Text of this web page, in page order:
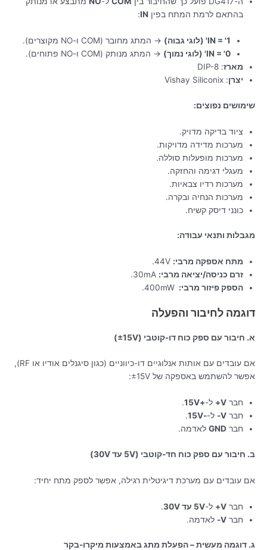
בהתאם לרמת המתח בפין IN
:
IN = '1' (לוגי גבוה)
→ המתג מחובר (COM ו-NO מקוצרים).
IN = '0' (לוגי נמוך)
→ המתג מנותק (COM ו-NO פתוחים).
מארז: DIP-8
יצרן:
שימושים נפוצים:
ציוד בדיקה מדויק.
מערכות מדידה מדויקות.
מערכות מופעלות סוללה.
מעגלי דגימה והחזקה.
מערכות רדיו צבאיות.
מערכות הנחיה ובקרה.
כונני דיסק קשיח.
מגבלות ותנאי עבודה:
מתח אספקה מרבי: 44V.
זרם כניסה/יציאה מרבי: 30mA.
הספק פיזור מרבי:
דוגמה לחיבור והפעלה
א. חיבור עם ספק כוח דו-קוטבי (±15V)
אם עובדים עם אותות אנלוגיים דו-כיווניים (כגון סיגנלים אודיו או RF),
אפשר להשתמש באספקה של ±15V:
חבר V+ ל-+15V
.
חבר V- ל--15V
.
חבר GND לאדמה.
ב. חיבור עם ספק כוח חד-קוטבי (5V עד 30V)
אם עובדים עם מערכת דיגיטלית רגילה, אפשר לספק מתח יחיד:
חבר V+ ל-5V עד 30V
.
חבר V- לאדמה.
ג. דוגמה מעשית – הפעלת מתג באמצעות מיקרו-בקר